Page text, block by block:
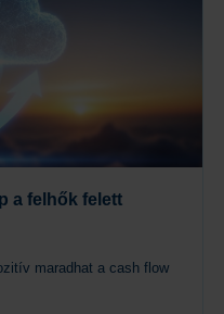
a felhők felett
maradhat a cash flow